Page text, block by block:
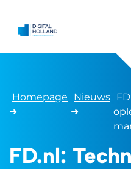
Homepage
➜
Nieuws
➜
FD.nl: